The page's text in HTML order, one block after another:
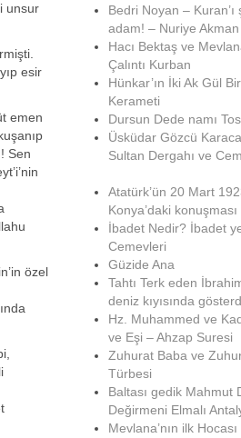
unsur
esir
emen
Sen
özel
Bedri Noyan – Kuran’ı
adam! – Nuriye Akman
Hacı Bektaş ve
Çalıntı Kurban
Hünkar’ın İki Ak Gül Bir
Kerameti
Dursun Dede namı
Üsküdar Gözcü
Sultan Dergahı ve
Atatürk’ün 20 Mart
Konya’daki konuşması
İbadet Nedir? İbadet
Cemevleri
Güzide Ana
Tahtı Terk eden
deniz kıyısında
Hz. Muhammed ve
ve Eşi – Ahzap Suresi
Zuhurat Baba ve
Türbesi
Baltası gedik Mahmut
Değirmeni Elmalı
Mevlana’nın ilk